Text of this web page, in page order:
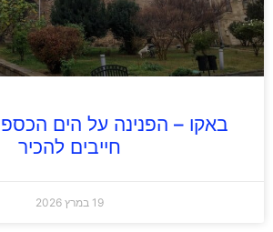
באקו – הפנינה על הים
חייבים להכיר
19 במרץ 2026